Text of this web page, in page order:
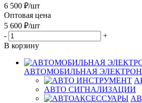
6 500 ₽/шт
Оптовая цена
5 600 ₽/шт
-
+
В корзину
АВТОМОБИЛЬНАЯ
АВТО СИГНАЛИЗАЦИИ